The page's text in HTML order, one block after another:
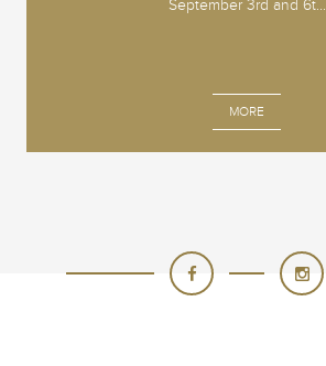
September 3rd and 6t...
MORE